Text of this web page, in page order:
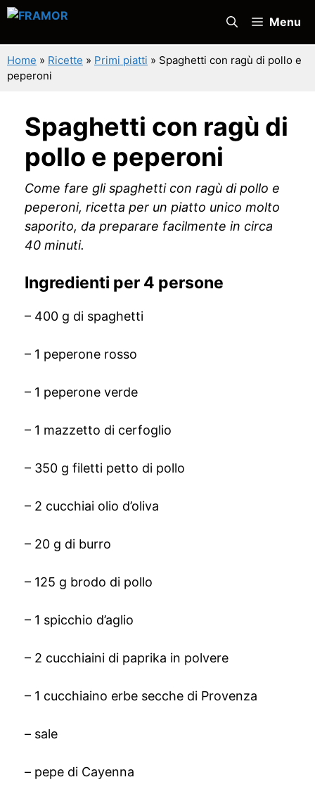
Vai
contenuto
Menu
Home » Ricette » Primi piatti » Spaghetti con ragù di pollo e
peperoni
Spaghetti con ragù di
pollo e peperoni
Come fare gli spaghetti con ragù di pollo e
peperoni, ricetta per un piatto unico molto
saporito, da preparare facilmente in circa
40 minuti.
Ingredienti per 4 persone
– 400 g di spaghetti
– 1 peperone rosso
– 1 peperone verde
– 1 mazzetto di cerfoglio
– 350 g filetti petto di pollo
– 2 cucchiai olio d’oliva
– 20 g di burro
– 125 g brodo di pollo
– 1 spicchio d’aglio
– 2 cucchiaini di paprika in polvere
– 1 cucchiaino erbe secche di Provenza
– sale
– pepe di Cayenna